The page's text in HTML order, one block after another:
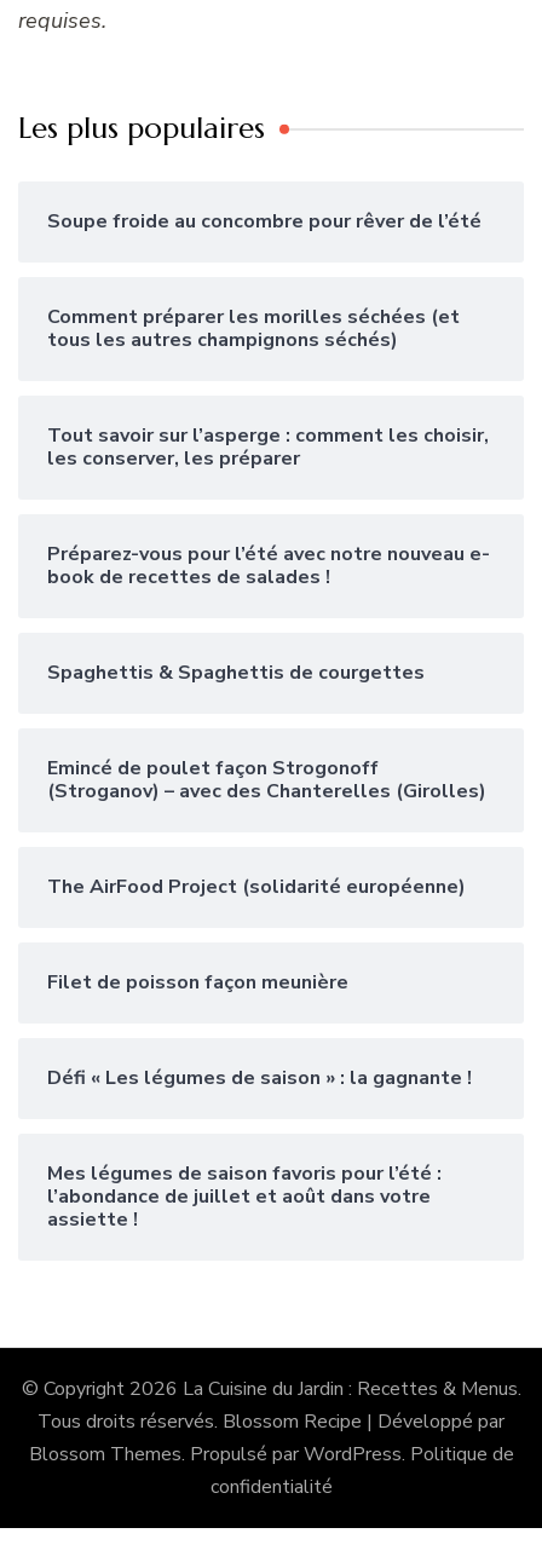
requises.
Les plus populaires
Soupe froide au concombre pour rêver de l’été
Comment préparer les morilles séchées (et
tous les autres champignons séchés)
Tout savoir sur l’asperge : comment les choisir,
les conserver, les préparer
Préparez-vous pour l’été avec notre nouveau e-
book de recettes de salades !
Spaghettis & Spaghettis de courgettes
Emincé de poulet façon Strogonoff
(Stroganov) – avec des Chanterelles (Girolles)
The AirFood Project (solidarité européenne)
Filet de poisson façon meunière
Défi « Les légumes de saison » : la gagnante !
Mes légumes de saison favoris pour l’été :
l’abondance de juillet et août dans votre
assiette !
© Copyright 2026 La Cuisine du Jardin : Recettes & Menus.
Tous droits réservés. Blossom Recipe | Développé par
Blossom Themes. Propulsé parWordPress. Politique de
confidentialité